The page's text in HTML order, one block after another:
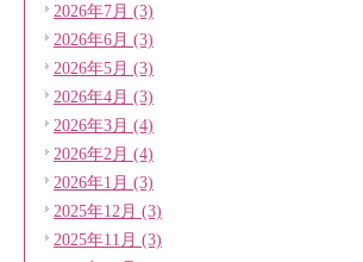
2026年7月 (3)
2026年6月 (3)
2026年5月 (3)
2026年4月 (3)
2026年3月 (4)
2026年2月 (4)
2026年1月 (3)
2025年12月 (3)
2025年11月 (3)